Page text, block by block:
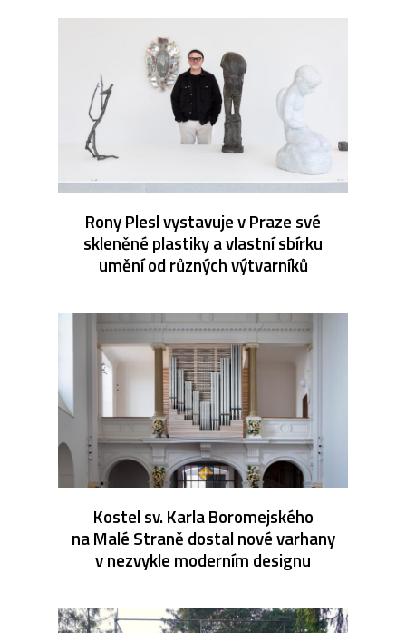
Rony Plesl vystavuje v Praze své
skleněné plastiky a vlastní sbírku
umění od různých výtvarníků
Kostel sv. Karla Boromejského
na Malé Straně dostal nové varhany
v nezvykle moderním designu